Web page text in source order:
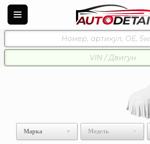
Марка Модель